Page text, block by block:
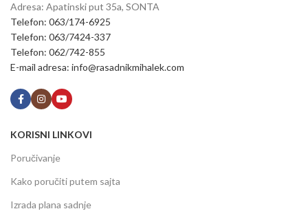
Adresa: Apatinski put 35a, SONTA
Telefon: 063/174-6925
Telefon: 063/7424-337
Telefon: 062/742-855
E-mail adresa: info@rasadnikmihalek.com
KORISNI LINKOVI
Poručivanje
Kako poručiti putem sajta
Izrada plana sadnje